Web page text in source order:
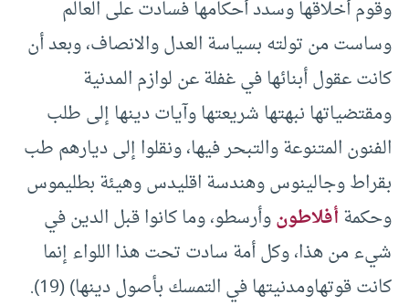
وقوم أخلاقها وسدد أحكامها فسادت على العالم
وساست من تولته بسياسة العدل والانصاف، وبعد أن
كانت عقول أبنائها في غفلة عن لوازم المدنية
ومقتضياتها نبهتها شريعتها وآيات دينها إلى طلب
الفنون المتنوعة والتبحر فيها، ونقلوا إلى ديارهم طب
بقراط وجالينوس وهندسة اقليدس وهيئة بطليموس
وحكمةأفلاطونوأرسطو، وما كانوا قبل الدين في
شيء من هذا، وكل أمة سادت تحت هذا اللواء إنما
كانت قوتهاومدنيتها في التمسك بأصول دينها) (19).